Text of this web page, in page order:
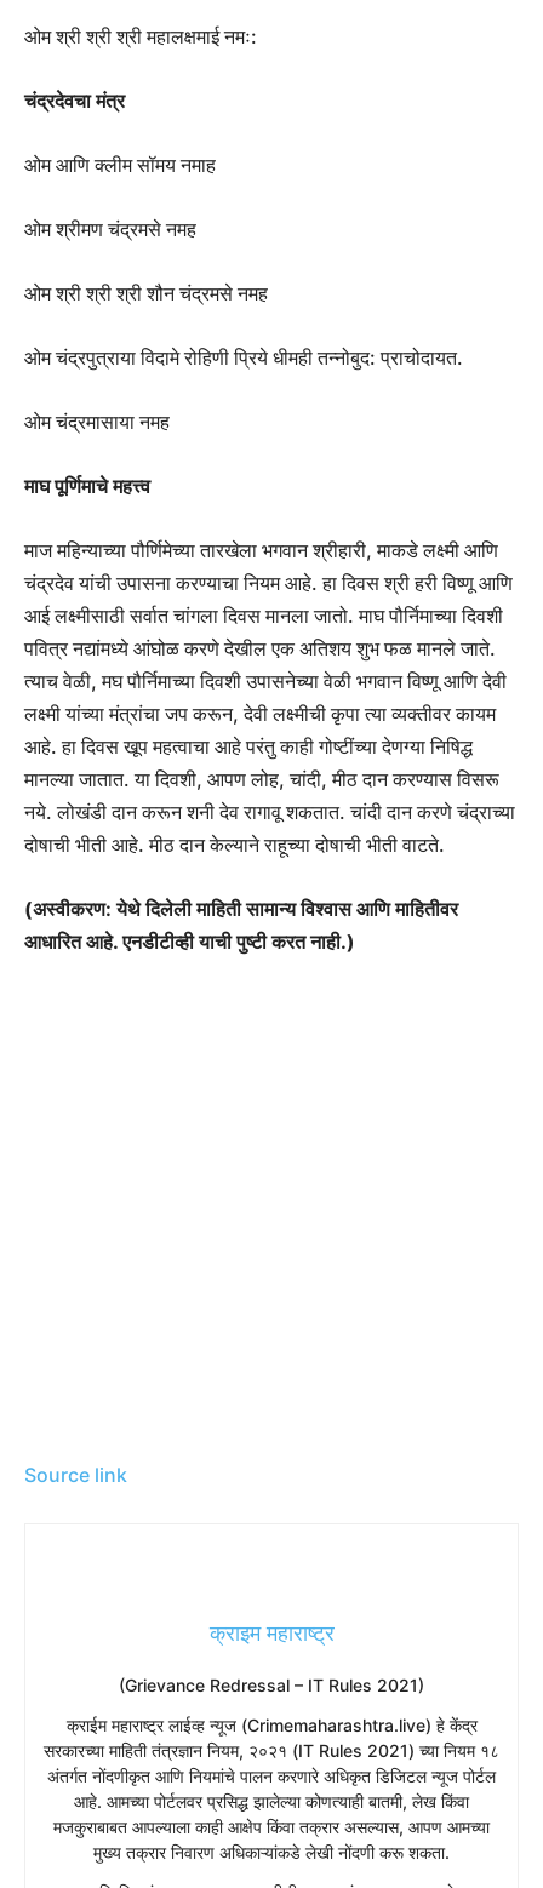
ओम श्री श्री श्री महालक्षमाई नमः:
चंद्रदेवचा मंत्र
ओम आणि क्लीम सॉमय नमाह
ओम श्रीमण चंद्रमसे नमह
ओम श्री श्री श्री शौन चंद्रमसे नमह
ओम चंद्रपुत्राया विदामे रोहिणी प्रिये धीमही तन्नोबुद: प्राचोदायत.
ओम चंद्रमासाया नमह
माघ पूर्णिमाचे महत्त्व
माज महिन्याच्या पौर्णिमेच्या तारखेला भगवान श्रीहारी, माकडे लक्ष्मी आणि
चंद्रदेव यांची उपासना करण्याचा नियम आहे. हा दिवस श्री हरी विष्णू आणि
आई लक्ष्मीसाठी सर्वात चांगला दिवस मानला जातो. माघ पौर्निमाच्या दिवशी
पवित्र नद्यांमध्ये आंघोळ करणे देखील एक अतिशय शुभ फळ मानले जाते.
त्याच वेळी, मघ पौर्निमाच्या दिवशी उपासनेच्या वेळी भगवान विष्णू आणि देवी
लक्ष्मी यांच्या मंत्रांचा जप करून, देवी लक्ष्मीची कृपा त्या व्यक्तीवर कायम
आहे. हा दिवस खूप महत्वाचा आहे परंतु काही गोष्टींच्या देणग्या निषिद्ध
मानल्या जातात. या दिवशी, आपण लोह, चांदी, मीठ दान करण्यास विसरू
नये. लोखंडी दान करून शनी देव रागावू शकतात. चांदी दान करणे चंद्राच्या
दोषाची भीती आहे. मीठ दान केल्याने राहूच्या दोषाची भीती वाटते.
(अस्वीकरण: येथे दिलेली माहिती सामान्य विश्वास आणि माहितीवर
आधारित आहे. एनडीटीव्ही याची पुष्टी करत नाही.)
Source link
क्राइम महाराष्ट्र
(Grievance Redressal – IT Rules 2021)
​क्राईम महाराष्ट्र लाईव्ह न्यूज (Crimemaharashtra.live) हे केंद्र
सरकारच्या माहिती तंत्रज्ञान नियम, २०२१ (IT Rules 2021) च्या नियम १८
अंतर्गत नोंदणीकृत आणि नियमांचे पालन करणारे अधिकृत डिजिटल न्यूज पोर्टल
आहे. आमच्या पोर्टलवर प्रसिद्ध झालेल्या कोणत्याही बातमी, लेख किंवा
मजकुराबाबत आपल्याला काही आक्षेप किंवा तक्रार असल्यास, आपण आमच्या
मुख्य तक्रार निवारण अधिकाऱ्यांकडे लेखी नोंदणी करू शकता.